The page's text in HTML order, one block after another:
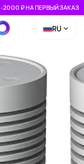
-2000 ₽ НА ПЕРВЫЙ ЗАКАЗ
RU